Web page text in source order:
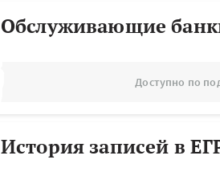
Обслуживающие
Доступно по
История записей в